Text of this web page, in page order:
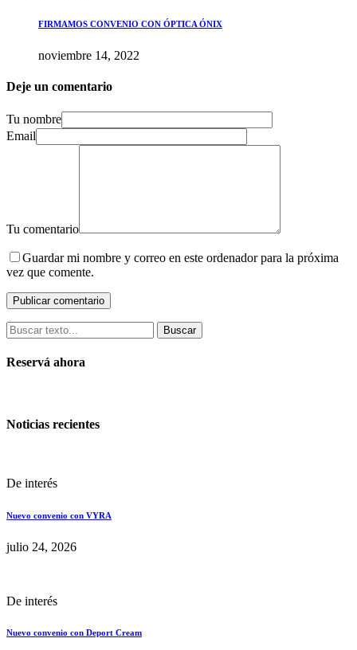
FIRMAMOS CONVENIO CON ÓPTICA ÓNIX
noviembre 14, 2022
Deje un comentario
Tu nombre
Email
Tu comentario
Guardar mi nombre y correo en este ordenador para la próxima
vez que comente.
Buscar
Reservá ahora
Noticias recientes
De interés
Nuevo convenio con VYRA
julio 24, 2026
De interés
Nuevo convenio con Deport Cream